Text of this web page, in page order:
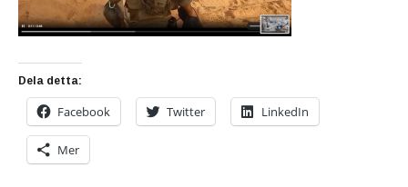
Dela detta:
Facebook Twitter LinkedIn
Mer